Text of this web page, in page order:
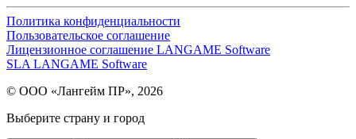
Политика конфиденциальности
Пользовательское соглашение
Лицензионное соглашение LANGAME Software
SLA LANGAME Software
© ООО «Лангейм ПР», 2026
Выберите страну и город